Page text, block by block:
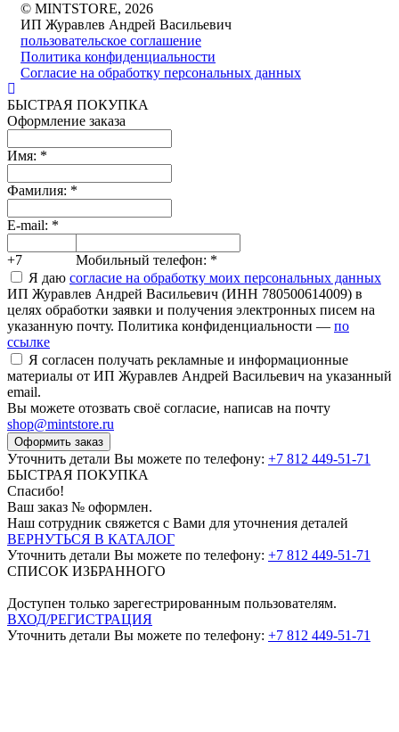
© MINTSTORE, 2026
ИП Журавлев Андрей Васильевич
пользовательское соглашение
Политика конфиденциальности
Согласие на обработку персональных данных
БЫСТРАЯ ПОКУПКА
Оформление заказа
Имя: *
Фамилия: *
E-mail: *
+7 Мобильный телефон: *
Я даю согласие на обработку моих персональных данных
ИП Журавлев Андрей Васильевич (ИНН 780500614009) в
целях обработки заявки и получения электронных писем на
указанную почту. Политика конфиденциальности — по
ссылке
Я согласен получать рекламные и информационные
материалы от ИП Журавлев Андрей Васильевич на указанный
email.
Вы можете отозвать своё согласие, написав на почту
shop@mintstore.ru
Оформить заказ
Уточнить детали Вы можете по телефону: +7 812 449-51-71
БЫСТРАЯ ПОКУПКА
Спасибо!
Ваш заказ № оформлен.
Наш сотрудник свяжется с Вами для уточнения деталей
ВЕРНУТЬСЯ В КАТАЛОГ
Уточнить детали Вы можете по телефону: +7 812 449-51-71
СПИСОК ИЗБРАННОГО
Доступен только зарегестрированным пользователям.
ВХОД/РЕГИСТРАЦИЯ
Уточнить детали Вы можете по телефону: +7 812 449-51-71